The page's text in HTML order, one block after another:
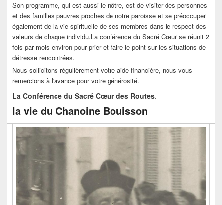
Son programme, qui est aussi le nôtre, est de visiter des personnes
et des familles pauvres proches de notre paroisse et se préoccuper
également de la vie spirituelle de ses membres dans le respect des
valeurs de chaque individu.La conférence du Sacré Cœur se réunit 2
fois par mois environ pour prier et faire le point sur les situations de
détresse rencontrées.
Nous sollicitons régulièrement votre aide financière, nous vous
remercions à l'avance pour votre générosité.
La Conférence du Sacré Cœur des Routes.
la vie du Chanoine Bouisson